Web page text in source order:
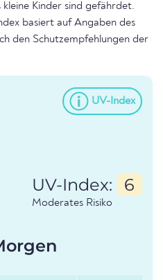
Kinder sind gefährdet.
basiert auf Angaben des
den Schutzempfehlungen der
UV-Index
UV-Index: 6
Moderates Risiko